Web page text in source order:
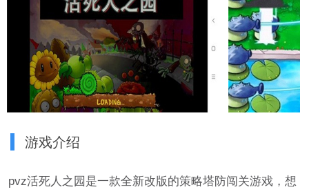
游戏介绍
pvz活死人之园是一款全新改版的策略塔防闯关游戏，想